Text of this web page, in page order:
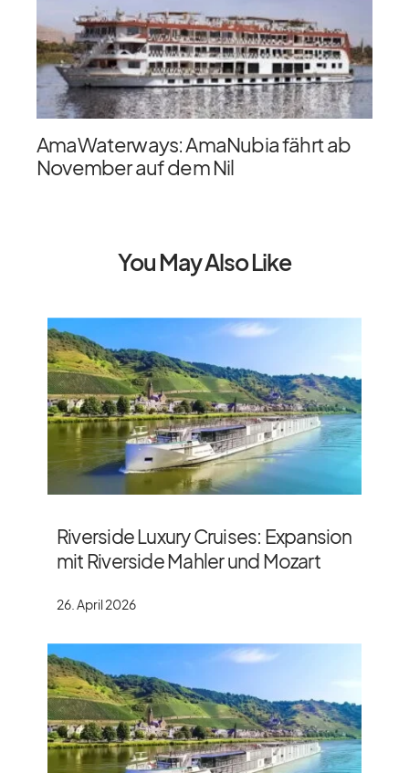
AmaWaterways: AmaNubia fährt ab
November auf dem Nil
You May Also Like
Riverside Luxury Cruises: Expansion
mit Riverside Mahler und Mozart
26. April 2026